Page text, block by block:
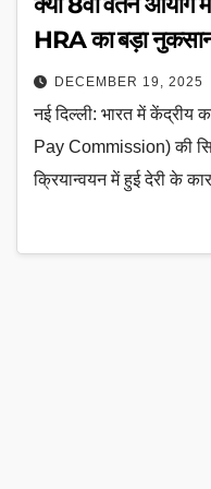
HRA का बड़ा नुकसान
DECEMBER 19, 2025
नई दिल्ली: भारत में केंद्रीय
Pay Commission) की
क्रियान्वयन में हुई देरी के